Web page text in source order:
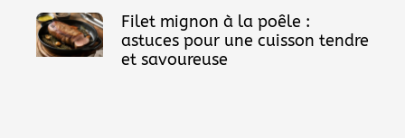
Filet mignon à la poêle :
astuces pour une cuisson tendre
et savoureuse